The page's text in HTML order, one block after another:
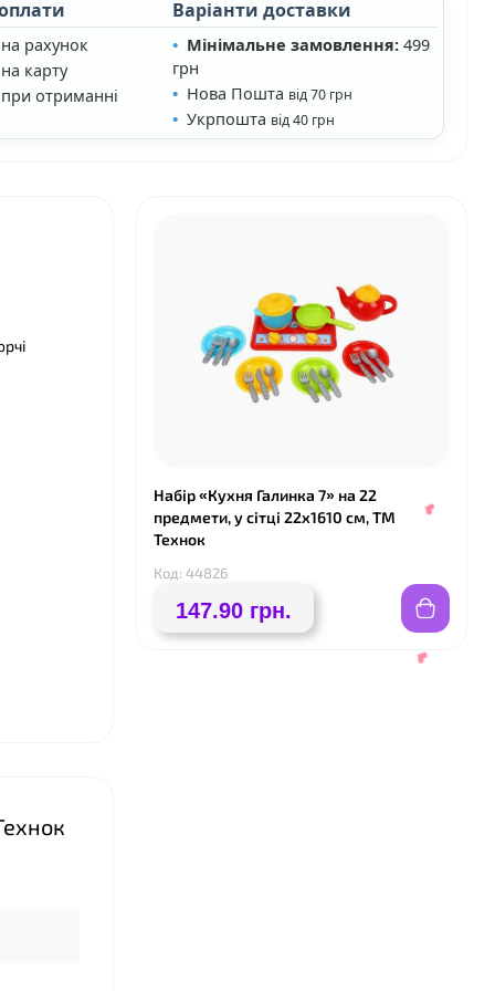
рахунок
карту
отриманні
Варіанти доставки
Мінімальне замовлення:499
грн
Нова Пошта від 70 грн
Укрпошта від 40 грн
Набір «Кухня Галинка 7» на 22
предмети, у сітці 22х1610 см, ТМ
Технок
Код: 44826
147.90 грн.